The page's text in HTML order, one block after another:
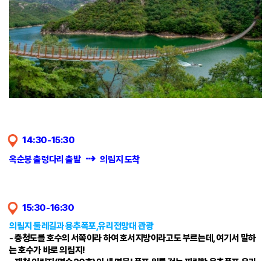
14:30-15:30
옥순봉 출렁다리 출발 ⇢ 의림지 도착
15:30-16:30
의림지 둘레길과 용추폭포,유리전망대 관광
- 충청도를 호수의 서쪽이라 하여 호서지방이라고도 부르는데, 여기서 말하
는 호수가 바로 의림지!